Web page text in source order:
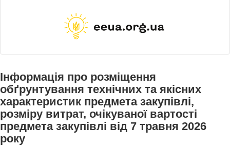
Інформація про розміщення
обґрунтування технічних та якісних
характеристик предмета закупівлі,
розміру витрат, очікуваної вартості
предмета закупівлі від 7 травня 2026
року